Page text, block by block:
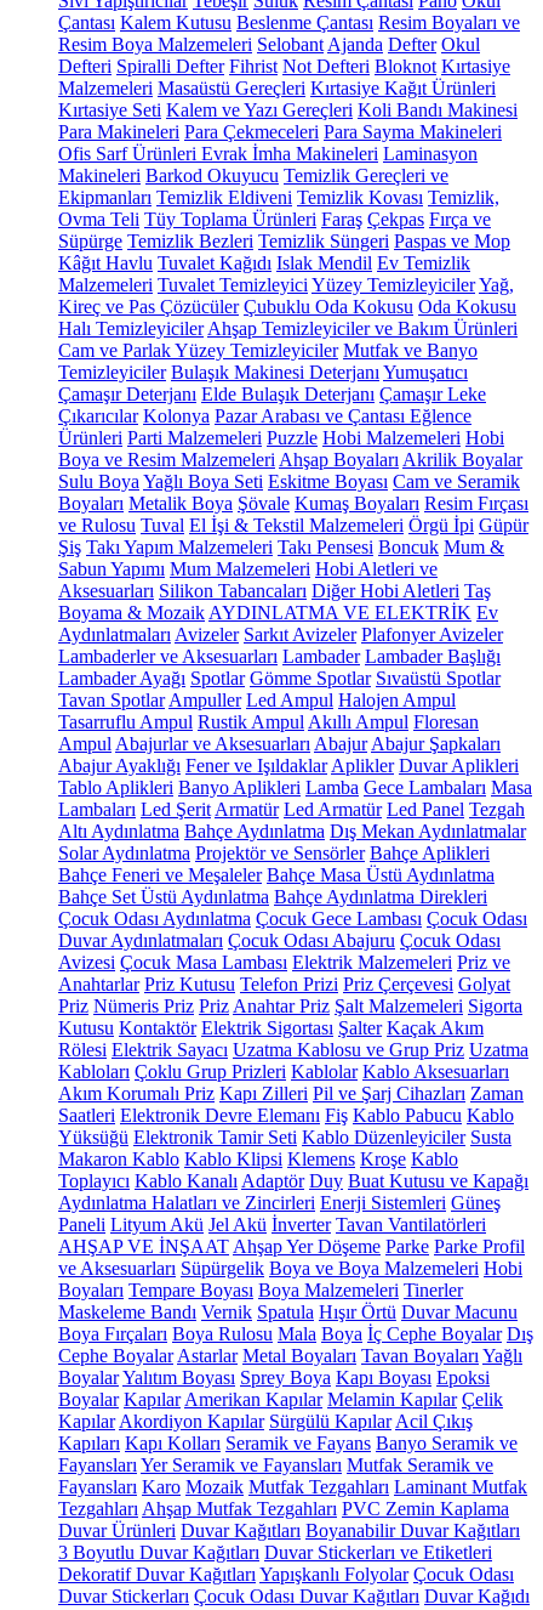
Çantası Kalem Kutusu Beslenme Çantası Resim Boyaları ve
Resim Boya Malzemeleri Selobant Ajanda Defter Okul
Defteri Spiralli Defter Fihrist Not Defteri Bloknot Kırtasiye
Malzemeleri Masaüstü Gereçleri Kırtasiye Kağıt Ürünleri
Kırtasiye Seti Kalem ve Yazı Gereçleri Koli Bandı Makinesi
Para Makineleri Para Çekmeceleri Para Sayma Makineleri
Ofis Sarf Ürünleri Evrak İmha Makineleri Laminasyon
Makineleri Barkod Okuyucu Temizlik Gereçleri ve
Ekipmanları Temizlik Eldiveni Temizlik Kovası Temizlik,
Ovma Teli Tüy Toplama Ürünleri Faraş Çekpas Fırça ve
Süpürge Temizlik Bezleri Temizlik Süngeri Paspas ve Mop
Kâğıt Havlu Tuvalet Kağıdı Islak Mendil Ev Temizlik
Malzemeleri Tuvalet Temizleyici Yüzey TemizleyicilerYağ,
Kireç ve Pas Çözücüler Çubuklu Oda Kokusu Oda Kokusu
Halı Temizleyiciler Ahşap Temizleyiciler ve Bakım Ürünleri
Cam ve Parlak Yüzey Temizleyiciler Mutfak ve Banyo
Temizleyiciler Bulaşık Makinesi Deterjanı Yumuşatıcı
Çamaşır Deterjanı Elde Bulaşık Deterjanı Çamaşır Leke
Çıkarıcılar Kolonya Pazar Arabası ve Çantası Eğlence
Ürünleri Parti Malzemeleri Puzzle Hobi Malzemeleri Hobi
Boya ve Resim Malzemeleri Ahşap Boyaları Akrilik Boyalar
Sulu Boya Yağlı Boya Seti Eskitme Boyası Cam ve Seramik
Boyaları Metalik Boya Şövale Kumaş Boyaları Resim Fırçası
ve Rulosu Tuval El İşi & Tekstil Malzemeleri Örgü İpi Güpür
Şiş Takı Yapım Malzemeleri Takı Pensesi Boncuk Mum &
Sabun Yapımı Mum Malzemeleri Hobi Aletleri ve
Aksesuarları Silikon Tabancaları Diğer Hobi Aletleri Taş
Boyama & Mozaik AYDINLATMA VE ELEKTRİK Ev
Aydınlatmaları Avizeler Sarkıt Avizeler Plafonyer Avizeler
Lambaderler ve Aksesuarları Lambader Lambader Başlığı
Lambader Ayağı Spotlar Gömme Spotlar Sıvaüstü Spotlar
Tavan Spotlar Ampuller Led Ampul Halojen Ampul
Tasarruflu Ampul Rustik Ampul Akıllı Ampul Floresan
Ampul Abajurlar ve Aksesuarları Abajur Abajur Şapkaları
Abajur Ayaklığı Fener ve Işıldaklar Aplikler Duvar Aplikleri
Tablo Aplikleri Banyo Aplikleri Lamba Gece Lambaları Masa
Lambaları Led Şerit Armatür Led Armatür Led Panel Tezgah
Altı Aydınlatma Bahçe Aydınlatma Dış Mekan Aydınlatmalar
Solar Aydınlatma Projektör ve Sensörler Bahçe Aplikleri
Bahçe Feneri ve Meşaleler Bahçe Masa Üstü Aydınlatma
Bahçe Set Üstü Aydınlatma Bahçe Aydınlatma Direkleri
Çocuk Odası Aydınlatma Çocuk Gece Lambası Çocuk Odası
Duvar Aydınlatmaları Çocuk Odası Abajuru Çocuk Odası
Avizesi Çocuk Masa Lambası Elektrik Malzemeleri Priz ve
Anahtarlar Priz Kutusu Telefon Prizi Priz Çerçevesi Golyat
Priz Nümeris Priz Priz Anahtar Priz Şalt Malzemeleri Sigorta
Kutusu Kontaktör Elektrik Sigortası Şalter Kaçak Akım
Rölesi Elektrik Sayacı Uzatma Kablosu ve Grup Priz Uzatma
Kabloları Çoklu Grup Prizleri Kablolar Kablo Aksesuarları
Akım Korumalı Priz Kapı Zilleri Pil ve Şarj Cihazları Zaman
Saatleri Elektronik Devre Elemanı Fiş Kablo Pabucu Kablo
Yüksüğü Elektronik Tamir Seti Kablo Düzenleyiciler Susta
Makaron Kablo Kablo Klipsi Klemens Kroşe Kablo
Toplayıcı Kablo Kanalı Adaptör Duy Buat Kutusu ve Kapağı
Aydınlatma Halatları ve Zincirleri Enerji Sistemleri Güneş
Paneli Lityum Akü Jel Akü İnverter Tavan Vantilatörleri
AHŞAP VE İNŞAAT Ahşap Yer Döşeme Parke Parke Profil
ve Aksesuarları Süpürgelik Boya ve Boya Malzemeleri Hobi
Boyaları Tempare Boyası Boya Malzemeleri Tinerler
Maskeleme Bandı Vernik Spatula Hışır Örtü Duvar Macunu
Boya Fırçaları Boya Rulosu Mala Boya İç Cephe Boyalar Dış
Cephe Boyalar Astarlar Metal Boyaları Tavan Boyaları Yağlı
BoyalarYalıtım Boyası Sprey Boya Kapı Boyası Epoksi
Boyalar Kapılar Amerikan Kapılar Melamin Kapılar Çelik
Kapılar Akordiyon Kapılar Sürgülü Kapılar Acil Çıkış
Kapıları Kapı Kolları Seramik ve Fayans Banyo Seramik ve
Fayansları Yer Seramik ve Fayansları Mutfak Seramik ve
Fayansları Karo Mozaik Mutfak Tezgahları Laminant Mutfak
Tezgahları Ahşap Mutfak Tezgahları PVC Zemin Kaplama
Duvar Ürünleri Duvar Kağıtları Boyanabilir Duvar Kağıtları
3 Boyutlu Duvar Kağıtları Duvar Stickerları ve Etiketleri
Dekoratif Duvar Kağıtları Yapışkanlı Folyolar Çocuk Odası
Duvar Stickerları Çocuk Odası Duvar Kağıtları Duvar Kağıdı